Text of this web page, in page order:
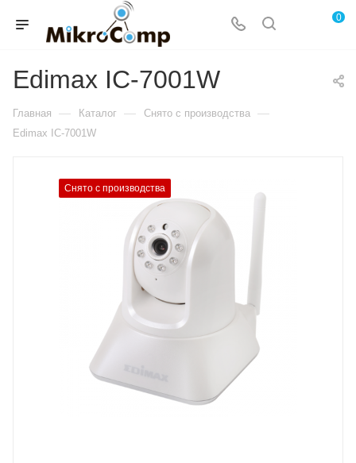
0
Edimax IC-7001W
Главная — Каталог — Снято с производства —
Edimax IC-7001W
Снято с производства